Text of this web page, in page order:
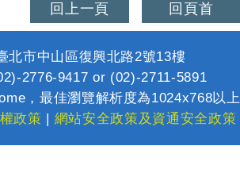
回上一頁
回頁首
市中山區復興北路2號13樓
2776-9417 or (02)-2711-5891
，最佳瀏覽解析度為1024x768以上
政策 | 網站安全政策及資通安全政策